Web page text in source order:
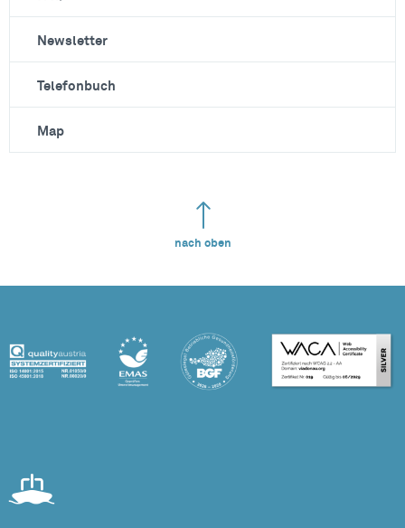
Newsletter
Telefonbuch
Map
nach oben